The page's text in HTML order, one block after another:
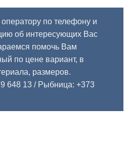
по телефону и
об интересующих Вас
помочь Вам
по цене вариант, в
размеров.
648 13 / Рыбница: +373